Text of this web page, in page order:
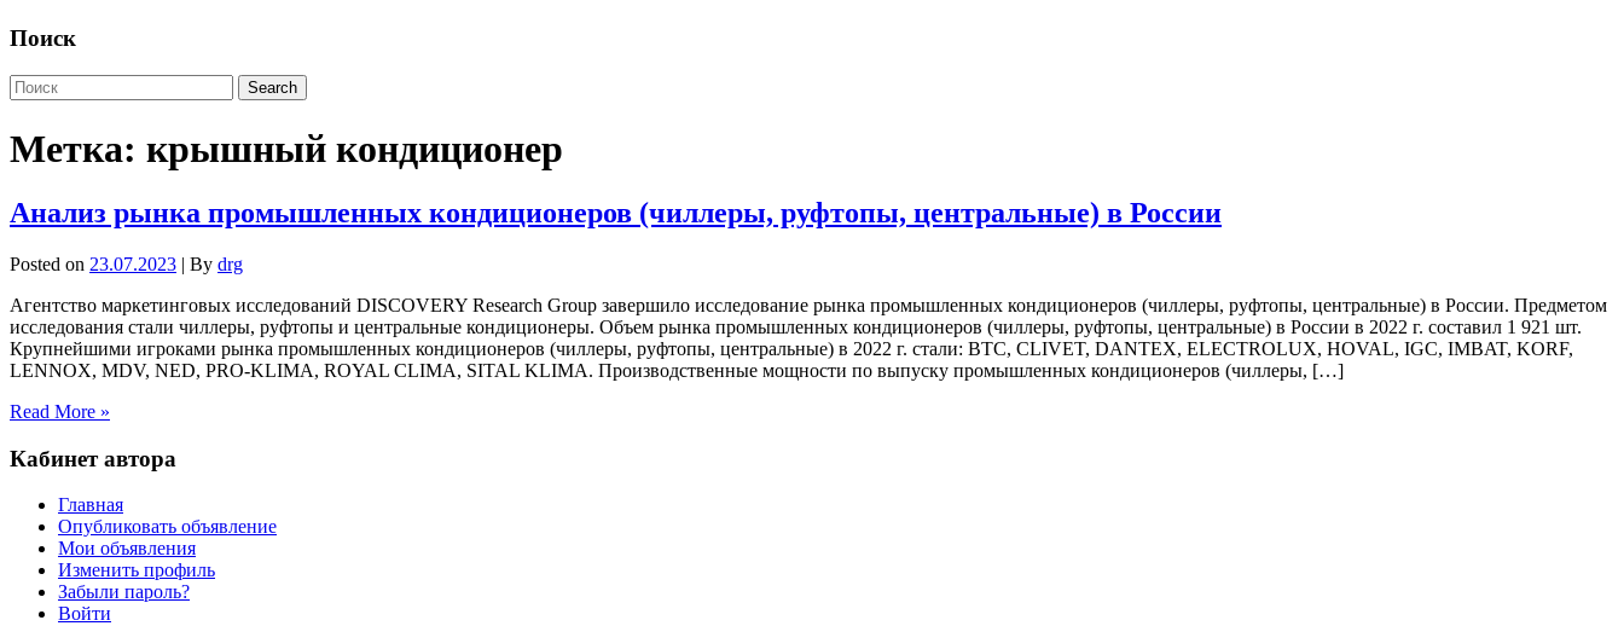
Поиск
Метка: крышный кондиционер
Анализ рынка промышленных кондиционеров (чиллеры, руфтопы, центральные) в России
Posted on 23.07.2023 | By drg
Агентство маркетинговых исследований DISCOVERY Research Group завершило исследование рынка промышленных кондиционеров (чиллеры, руфтопы, центральные) в России. Предметом
исследования стали чиллеры, руфтопы и центральные кондиционеры. Объем рынка промышленных кондиционеров (чиллеры, руфтопы, центральные) в России в 2022 г. составил 1 921 шт.
Крупнейшими игроками рынка промышленных кондиционеров (чиллеры, руфтопы, центральные) в 2022 г. стали: BTC, CLIVET, DANTEX, ELECTROLUX, HOVAL, IGC, IMBAT, KORF,
LENNOX, MDV, NED, PRO-KLIMA, ROYAL CLIMA, SITAL KLIMA. Производственные мощности по выпуску промышленных кондиционеров (чиллеры, […]
Read More »
Кабинет автора
Главная
Опубликовать объявление
Мои объявления
Изменить профиль
Забыли пароль?
Войти